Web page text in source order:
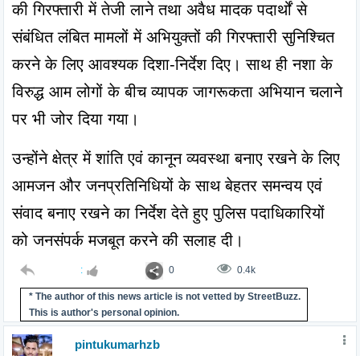
की गिरफ्तारी में तेजी लाने तथा अवैध मादक पदार्थों से
संबंधित लंबित मामलों में अभियुक्तों की गिरफ्तारी सुनिश्चित
करने के लिए आवश्यक दिशा-निर्देश दिए। साथ ही नशा के
विरुद्ध आम लोगों के बीच व्यापक जागरूकता अभियान चलाने
पर भी जोर दिया गया।
उन्होंने क्षेत्र में शांति एवं कानून व्यवस्था बनाए रखने के लिए
आमजन और जनप्रतिनिधियों के साथ बेहतर समन्वय एवं
संवाद बनाए रखने का निर्देश देते हुए पुलिस पदाधिकारियों
को जनसंपर्क मजबूत करने की सलाह दी।
: 0 0.4k
* The author of this news article is not vetted by StreetBuzz.
This is author's personal opinion.
pintukumarhzb